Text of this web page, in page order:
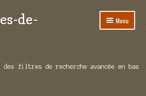
de-
Menu
des filtres de recherche avancée en bas